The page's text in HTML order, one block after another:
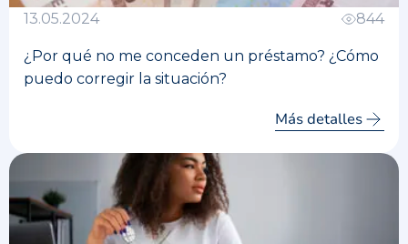
13.05.2024 844
¿Por qué no me conceden un préstamo? ¿Cómo
puedo corregir la situación?
Más detalles